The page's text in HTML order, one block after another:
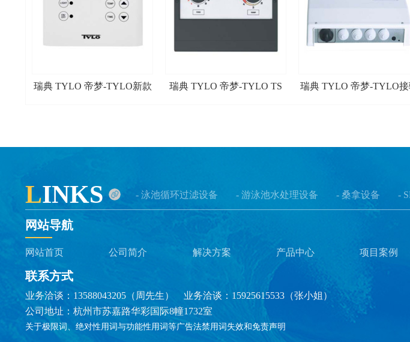
瑞典 TYLO 帝梦-TYLO新款
瑞典 TYLO 帝梦-TYLO TS
瑞典 TYLO 帝梦-TYLO接
- 泳池循环过滤设备 - 游泳池水处理设备 - 桑拿设备 -
LINKS
联系方式
业务洽谈：13588043205（周先生） 业务洽谈：15925615533（张小姐）
公司地址：杭州市苏嘉路华彩国际8幢1732室
关于极限词、绝对性用词与功能性用词等广告法禁用词失效和免责声明
网站导航
网站首页 公司简介 解决方案 产品中心 项目案例